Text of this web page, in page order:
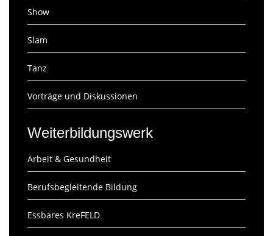
Show
Slam
Tanz
Vorträge und Diskussionen
Weiterbildungswerk
Arbeit & Gesundheit
Berufsbegleitende Bildung
Essbares KreFELD